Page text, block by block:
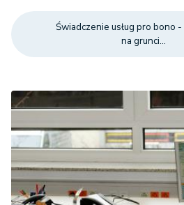
Świadczenie usług pro bono
na grunci...